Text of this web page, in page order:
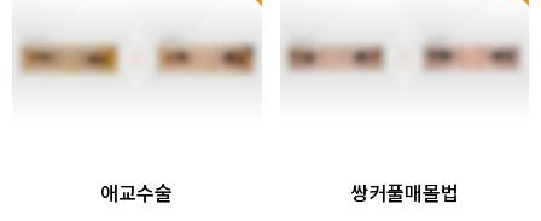
애교수술 쌍커풀매몰법